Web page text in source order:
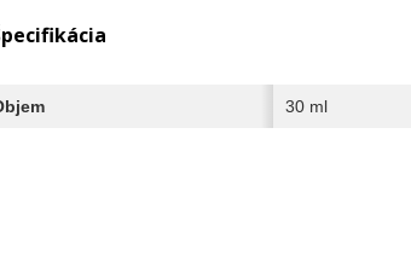
30 ml